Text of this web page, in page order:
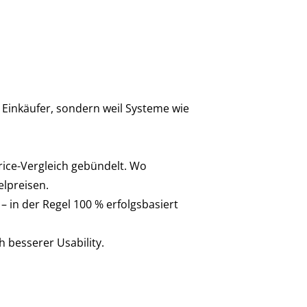
sondern weil Systeme wie
Vergleich gebündelt. Wo
in der Regel 100 % erfolgsbasiert
besserer Usability.